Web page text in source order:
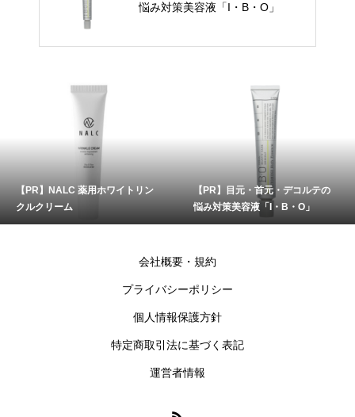
悩み対策美容液「I・B・O」
【PR】NALC 薬用ホワイトリン
クルクリーム
【PR】目元・首元・デコルテの
悩み対策美容液「I・B・O」
会社概要・規約
プライバシーポリシー
個人情報保護方針
特定商取引法に基づく表記
運営者情報